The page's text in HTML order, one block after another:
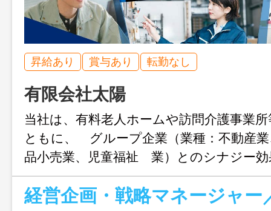
昇給あり 賞与あり 転勤なし
有限会社太陽
当社は、有料老人ホームや訪問介護事業
ともに、 グループ企業（業種：不動産業
品小売業、児童福祉 業）とのシナジー効
開を図っています。 今後は、川崎駅周
わせて、次のような新規事業（ プロジ